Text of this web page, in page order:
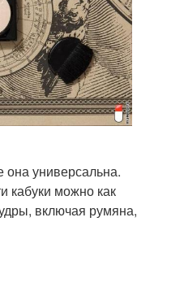
она универсальна.
кабуки можно как
включая румяна,